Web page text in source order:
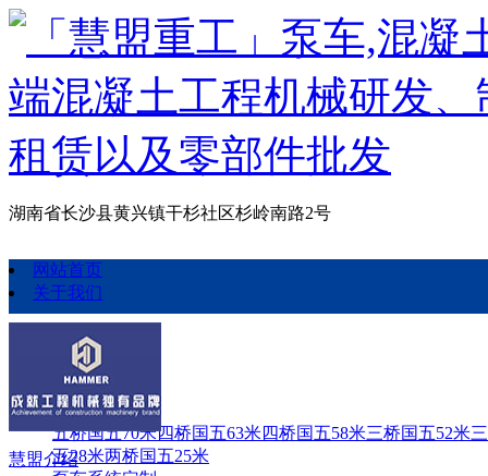
湖南省长沙县黄兴镇干杉社区杉岭南路2号
网站首页
关于我们
慧盟介绍
泵车定制
泵车定制
五桥国五70米四桥国五63米四桥国五58米三桥国五52米
五28米两桥国五25米